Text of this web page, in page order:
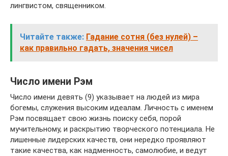
лингвистом, священником.
Читайте также: Гадание сотня (без нулей) –
как правильно гадать, значения чисел
Число имени Рэм
Число имени девять (9) указывает на людей из мира
богемы, служения высоким идеалам. Личность с именем
Рэм посвящает свою жизнь поиску себя, порой
мучительному, и раскрытию творческого потенциала. Не
лишенные лидерских качеств, они нередко проявляют
такие качества, как надменность, самолюбие, и ведут